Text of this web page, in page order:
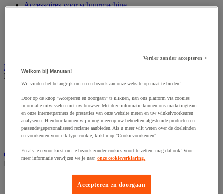
Accessoires voor schuurmachine
Elektrische toebehoren en verlichting
Bekijk de hele productgroep
Batterij, oplader en kabel
Elektrische kabel
Elektrische uitrusting
Verlengsnoer, stekkerdoos en kapelhaspel
Wandcontactdoos en schakelaar
Gereedschap opbergen
Bekijk de hele productgroep
Assortimentsdoos en gereedschapkoffer
Gereedschapskist en opbergtas
Verder zonder accepteren >
Welkom bij Manutan!
Wij vinden het belangrijk om u een bezoek aan onze website op maat te bieden!
Door op de knop "Accepteren en doorgaan" te klikken, kan ons platform via cookies
informatie uitwisselen met uw browser. Met deze informatie kunnen ons marketingteam
en onze internetpartners de prestaties van onze website meten en uw winkelvoorkeuren
analyseren. Hierdoor kunnen wij u nog meer op uw behoeften afgestemde producten en
passende/gepersonaliseerd reclame aanbieden. Als u meer wilt weten over de doeleinden
en voorkeuren voor elk type cookie, klikt u op "Cookievoorkeuren".
En als je ervoor kiest om je bezoek zonder cookies voort te zetten, mag dat ook! Voor
meer informatie verwijzen we je naar onze cookieverklaring.
Accepteren en doorgaan